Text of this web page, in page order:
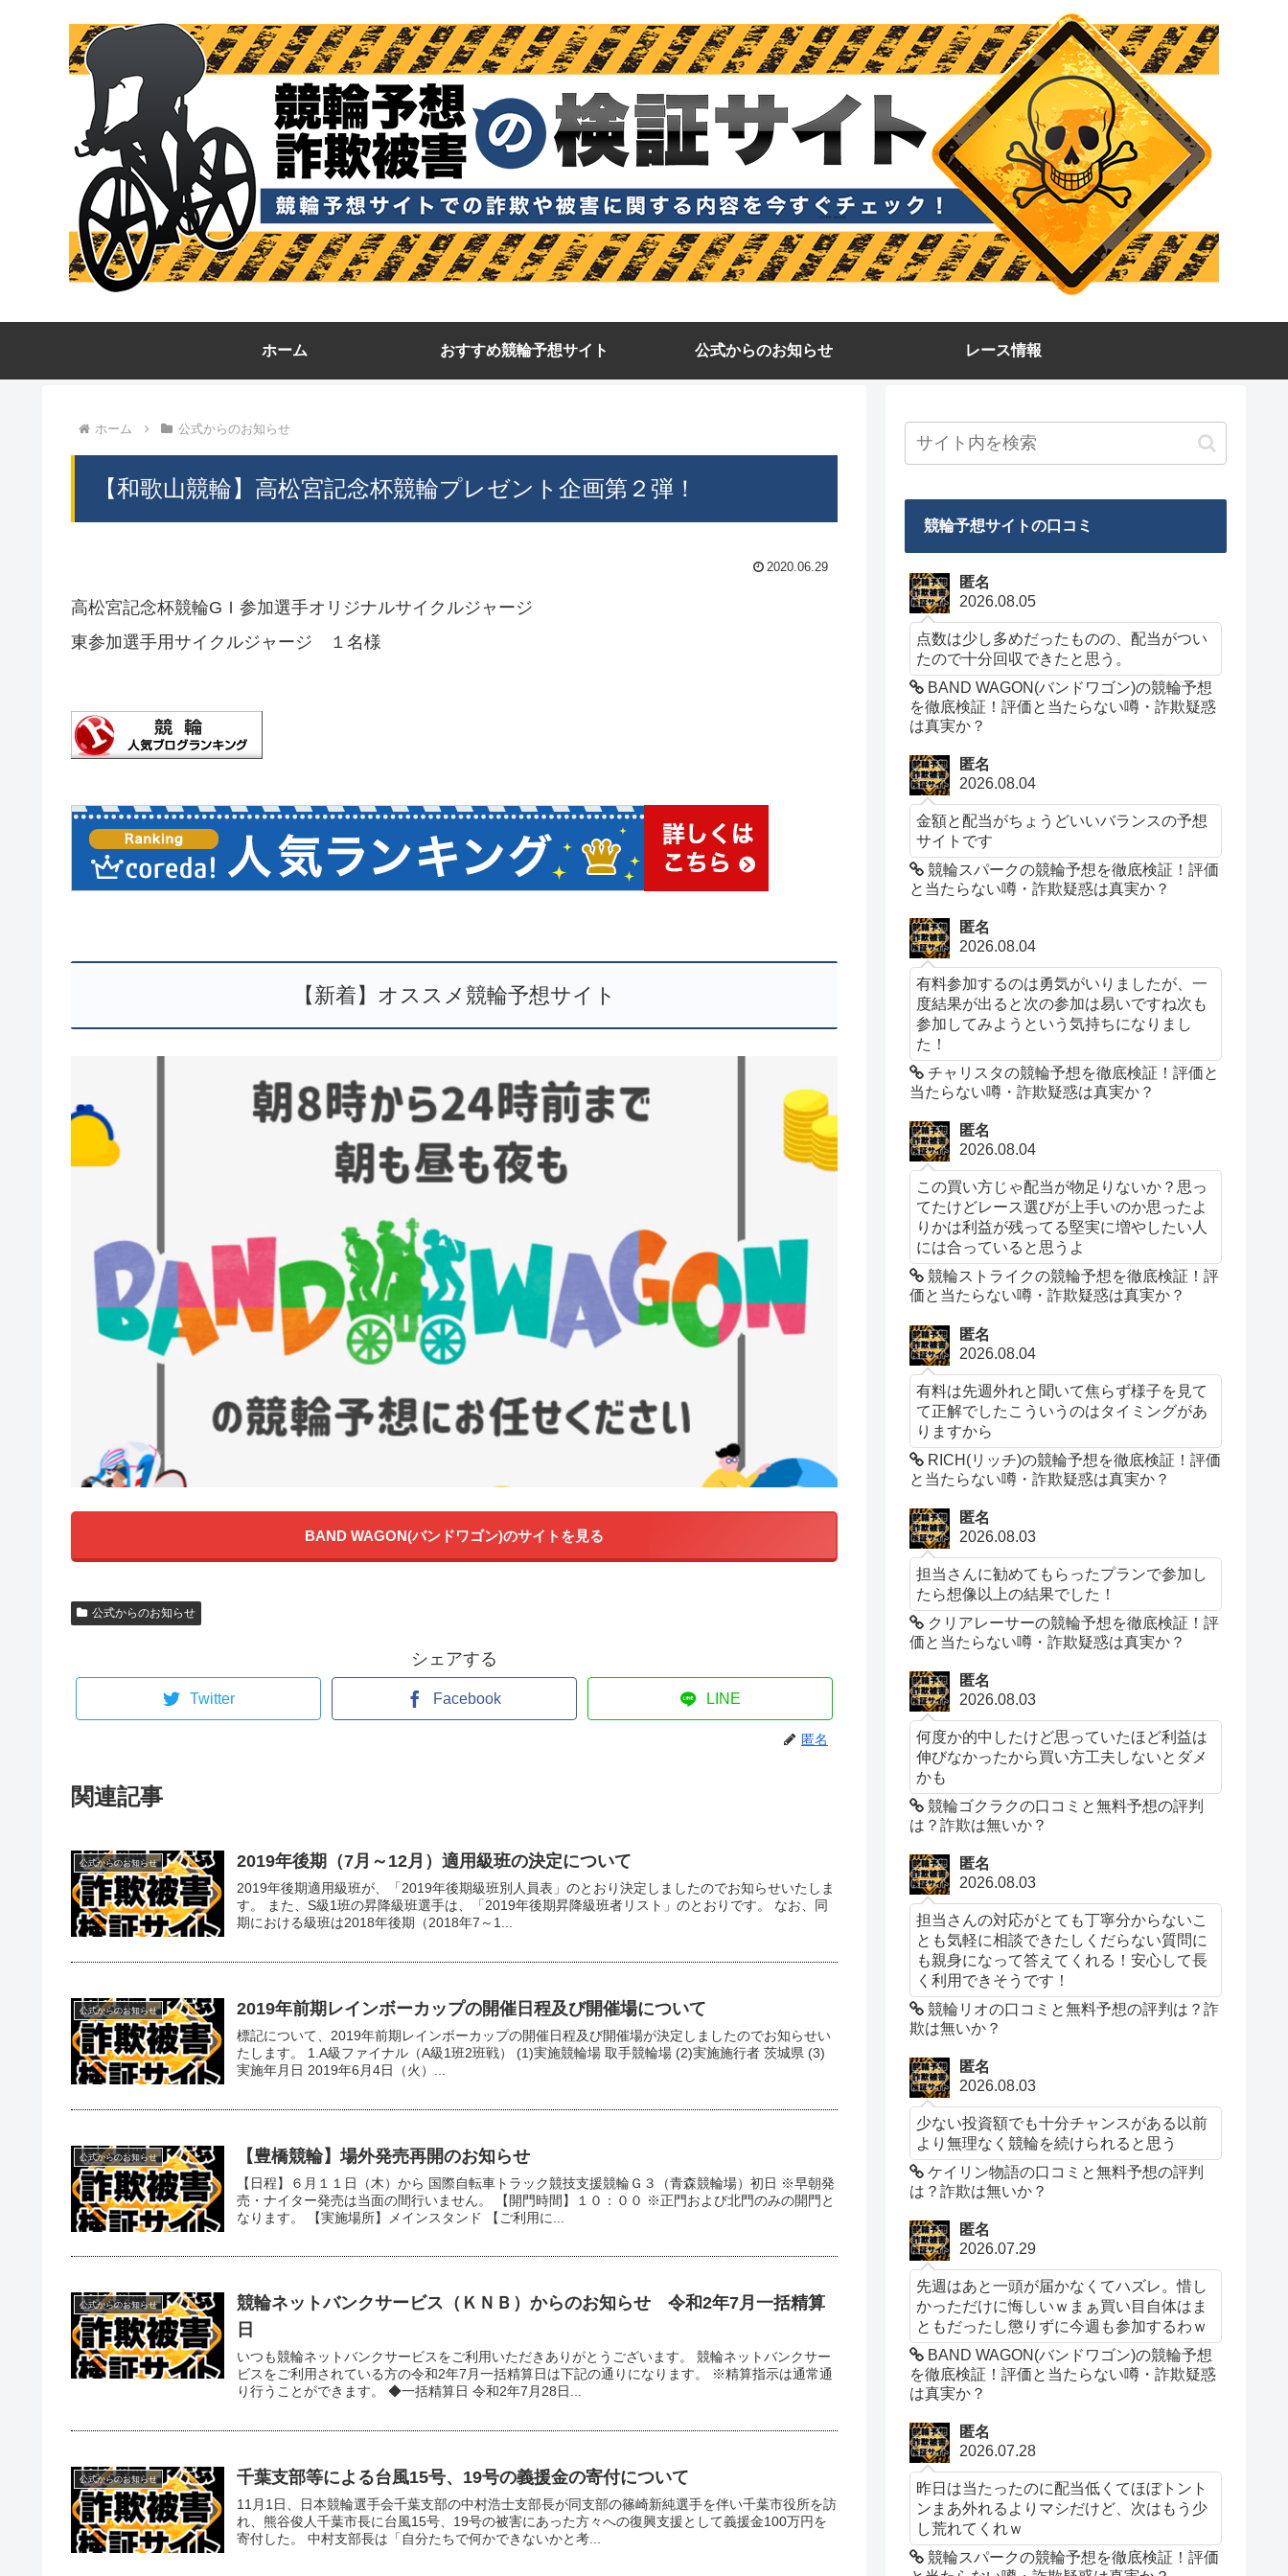
ホーム おすすめ競輪予想サイト 公式からのお知らせ レース情報
ホーム 公式からのお知らせ
【和歌山競輪】高松宮記念杯競輪プレゼント企画第２弾！
2020.06.29
高松宮記念杯競輪GＩ参加選手オリジナルサイクルジャージ
東参加選手用サイクルジャージ １名様
【新着】オススメ競輪予想サイト
BAND WAGON(バンドワゴン)のサイトを見る
公式からのお知らせ
シェアする
Twitter Facebook LINE
匿名
関連記事
公式からのお知らせ 2019年後期（7月～12月）適用級班の決定について
2019年後期適用級班が、「2019年後期級班別人員表」のとおり決定しましたのでお知らせいたしま
す。 また、S級1班の昇降級班選手は、「2019年後期昇降級班者リスト」のとおりです。 なお、同
期における級班は2018年後期（2018年7～1...
公式からのお知らせ 2019年前期レインボーカップの開催日程及び開催場について
標記について、2019年前期レインボーカップの開催日程及び開催場が決定しましたのでお知らせい
たします。 1.A級ファイナル（A級1班2班戦） (1)実施競輪場 取手競輪場 (2)実施施行者 茨城県 (3)
実施年月日 2019年6月4日（火）...
公式からのお知らせ 【豊橋競輪】場外発売再開のお知らせ
【日程】６月１１日（木）から 国際自転車トラック競技支援競輪Ｇ３（青森競輪場）初日 ※早朝発
売・ナイター発売は当面の間行いません。 【開門時間】１０：００ ※正門および北門のみの開門と
なります。 【実施場所】メインスタンド 【ご利用に...
公式からのお知らせ
競輪ネットバンクサービス（ＫＮＢ）からのお知らせ 令和2年7月一括精算
日
いつも競輪ネットバンクサービスをご利用いただきありがとうございます。 競輪ネットバンクサー
ビスをご利用されている方の令和2年7月一括精算日は下記の通りになります。 ※精算指示は通常通
り行うことができます。 ◆一括精算日 令和2年7月28日...
公式からのお知らせ 千葉支部等による台風15号、19号の義援金の寄付について
11月1日、日本競輪選手会千葉支部の中村浩士支部長が同支部の篠崎新純選手を伴い千葉市役所を訪
れ、熊谷俊人千葉市長に台風15号、19号の被害にあった方々への復興支援として義援金100万円を
寄付した。 中村支部長は「自分たちで何かできないかと考...
競輪予想サイトの口コミ
匿名
2026.08.05
点数は少し多めだったものの、配当がつい
たので十分回収できたと思う。
BAND WAGON(バンドワゴン)の競輪予想
を徹底検証！評価と当たらない噂・詐欺疑惑
は真実か？
匿名
2026.08.04
金額と配当がちょうどいいバランスの予想
サイトです
競輪スパークの競輪予想を徹底検証！評価
と当たらない噂・詐欺疑惑は真実か？
匿名
2026.08.04
有料参加するのは勇気がいりましたが、一
度結果が出ると次の参加は易いですね次も
参加してみようという気持ちになりまし
た！
チャリスタの競輪予想を徹底検証！評価と
当たらない噂・詐欺疑惑は真実か？
匿名
2026.08.04
この買い方じゃ配当が物足りないか？思っ
てたけどレース選びが上手いのか思ったよ
りかは利益が残ってる堅実に増やしたい人
には合っていると思うよ
競輪ストライクの競輪予想を徹底検証！評
価と当たらない噂・詐欺疑惑は真実か？
匿名
2026.08.04
有料は先週外れと聞いて焦らず様子を見て
て正解でしたこういうのはタイミングがあ
りますから
RICH(リッチ)の競輪予想を徹底検証！評価
と当たらない噂・詐欺疑惑は真実か？
匿名
2026.08.03
担当さんに勧めてもらったプランで参加し
たら想像以上の結果でした！
クリアレーサーの競輪予想を徹底検証！評
価と当たらない噂・詐欺疑惑は真実か？
匿名
2026.08.03
何度か的中したけど思っていたほど利益は
伸びなかったから買い方工夫しないとダメ
かも
競輪ゴクラクの口コミと無料予想の評判
は？詐欺は無いか？
匿名
2026.08.03
担当さんの対応がとても丁寧分からないこ
とも気軽に相談できたしくだらない質問に
も親身になって答えてくれる！安心して長
く利用できそうです！
競輪リオの口コミと無料予想の評判は？詐
欺は無いか？
匿名
2026.08.03
少ない投資額でも十分チャンスがある以前
より無理なく競輪を続けられると思う
ケイリン物語の口コミと無料予想の評判
は？詐欺は無いか？
匿名
2026.07.29
先週はあと一頭が届かなくてハズレ。惜し
かっただけに悔しいｗまぁ買い目自体はま
ともだったし懲りずに今週も参加するわｗ
BAND WAGON(バンドワゴン)の競輪予想
を徹底検証！評価と当たらない噂・詐欺疑惑
は真実か？
匿名
2026.07.28
昨日は当たったのに配当低くてほぼトント
ンまあ外れるよりマシだけど、次はもう少
し荒れてくれｗ
競輪スパークの競輪予想を徹底検証！評価